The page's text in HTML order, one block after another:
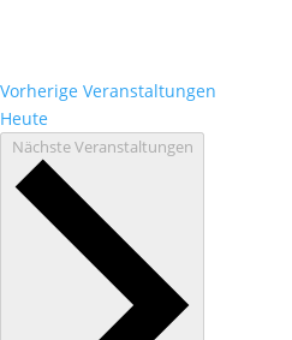
Vorherige Veranstaltungen
Heute
NächsteVeranstaltungen